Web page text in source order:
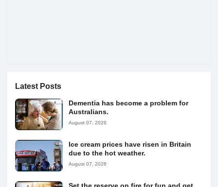
Latest Posts
Dementia has become a problem for
Australians.
August 07, 2026
Ice cream prices have risen in Britain
due to the hot weather.
August 07, 2026